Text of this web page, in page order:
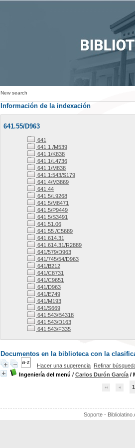
New search
Información de la indexación
641.55/D963
641
641.1 /M539
641.1/K838
641.1/L4736
641.1/M838
641.1:543/S179
641.4/M3869
641.44
641.5/L9268
641.5/M8471
641.5/P9449
641.5/S3491
641.51.06
641.55 /C5689
641.614.31
641.614.31/R2889
641/579/D963
641/745/54/D963
641/B212
641/C8731
641/C9651
641/D963
641/E749
641/M193
641/S669
641:543/B4318
641:543/D163
641:543/F335
Documentos en la biblioteca con la
Hacer una sugerencia Refinar
Ingeniería del menú / Carlos Durón García /
1
Soporte -